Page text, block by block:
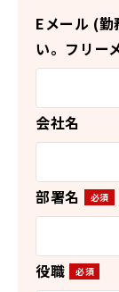
Eメール (
い。フリー
会社名
部署名
役職